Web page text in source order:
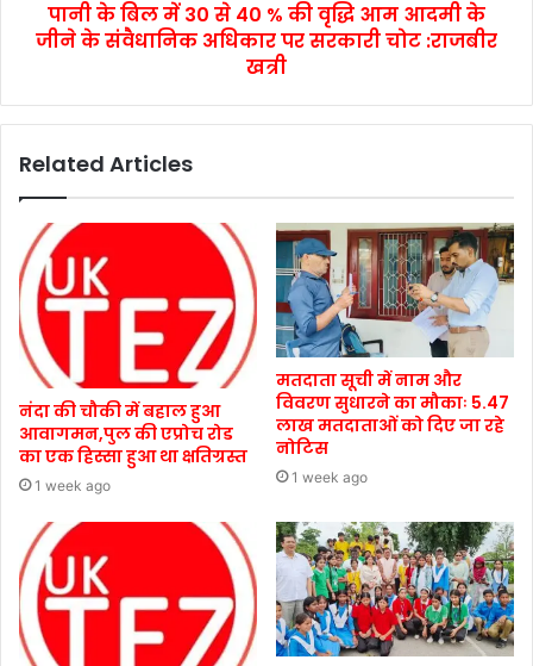
पानी के बिल में 30 से 40 % की वृद्धि आम आदमी के
जीने के संवैधानिक अधिकार पर सरकारी चोट :राजबीर
खत्री
Related Articles
नंदा की चौकी में बहाल हुआ
आवागमन,पुल की एप्रोच रोड
का एक हिस्सा हुआ था क्षतिग्रस्त
1 week ago
मतदाता सूची में नाम और
विवरण सुधारने का मौकाः 5.47
लाख मतदाताओं को दिए जा रहे
नोटिस
1 week ago